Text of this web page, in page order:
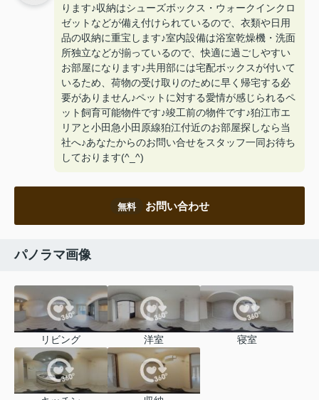
ります♪収納はシューズボックス・ウォークインクロ
ゼットなどが備え付けられているので、衣類や日用
品の収納に重宝します♪室内設備は浴室乾燥機・洗面
所独立などが揃っているので、快適に過ごしやすい
お部屋になります♪共用部には宅配ボックスが付いて
いるため、荷物の受け取りのために早く帰宅する必
要がありません♪ペットに対する愛情が感じられるペ
ット飼育可能物件です♪竣工前の物件です♪狛江市エ
リアと小田急小田原線狛江付近のお部屋探しなら当
社へ♪あなたからのお問い合せをスタッフ一同お待ち
しております(^_^)
無料 お問い合わせ
パノラマ画像
リビング 洋室 寝室